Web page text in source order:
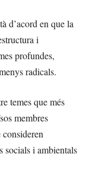
d’acord en que la
i
profundes,
radicals.
temes que més
membres
socials i ambientals